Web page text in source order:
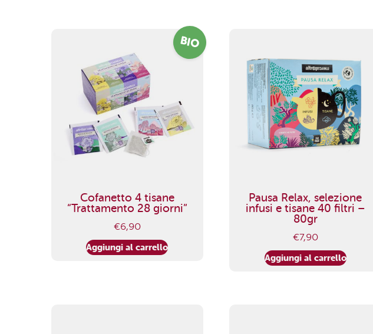
BIO
Cofanetto 4 tisane
“Trattamento 28 giorni”
€6,90
Aggiungi al carrello
Pausa Relax, selezione
infusi e tisane 40 filtri –
80gr
€7,90
Aggiungi al carrello